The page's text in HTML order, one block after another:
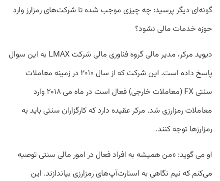
گونه‌ای دیگر پرسید: چه چیزی موجب شده تا شرکت‌های رمزارز وارد
حوزه خدمات مالی نشود؟
دیوید مرکر، مدیر مالی گروه فناوری مالی شرکت LMAX به این سوال
پاسخ داده است. این شرکت که از سال ۲۰۱۰ در زمینه معاملات
سنتی FX (معاملات خارجی) فعال است در ماه می ۲۰۱۸ وارد
معاملات رمزارزی شد. مرکر عقیده دارد که کارگزاران سنتی باید به
رمزارزها توجه کنند.
او می گوید: «من همیشه به افراد فعال در امور مالی سنتی توصیه
می‌کنم که نیم نگاهی به استارت‌آپ‌های رمزارزی بیاندازند. این